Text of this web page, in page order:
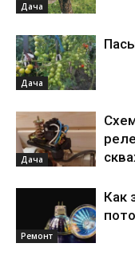
Дача
Дача
Дача
Ремонт
Как